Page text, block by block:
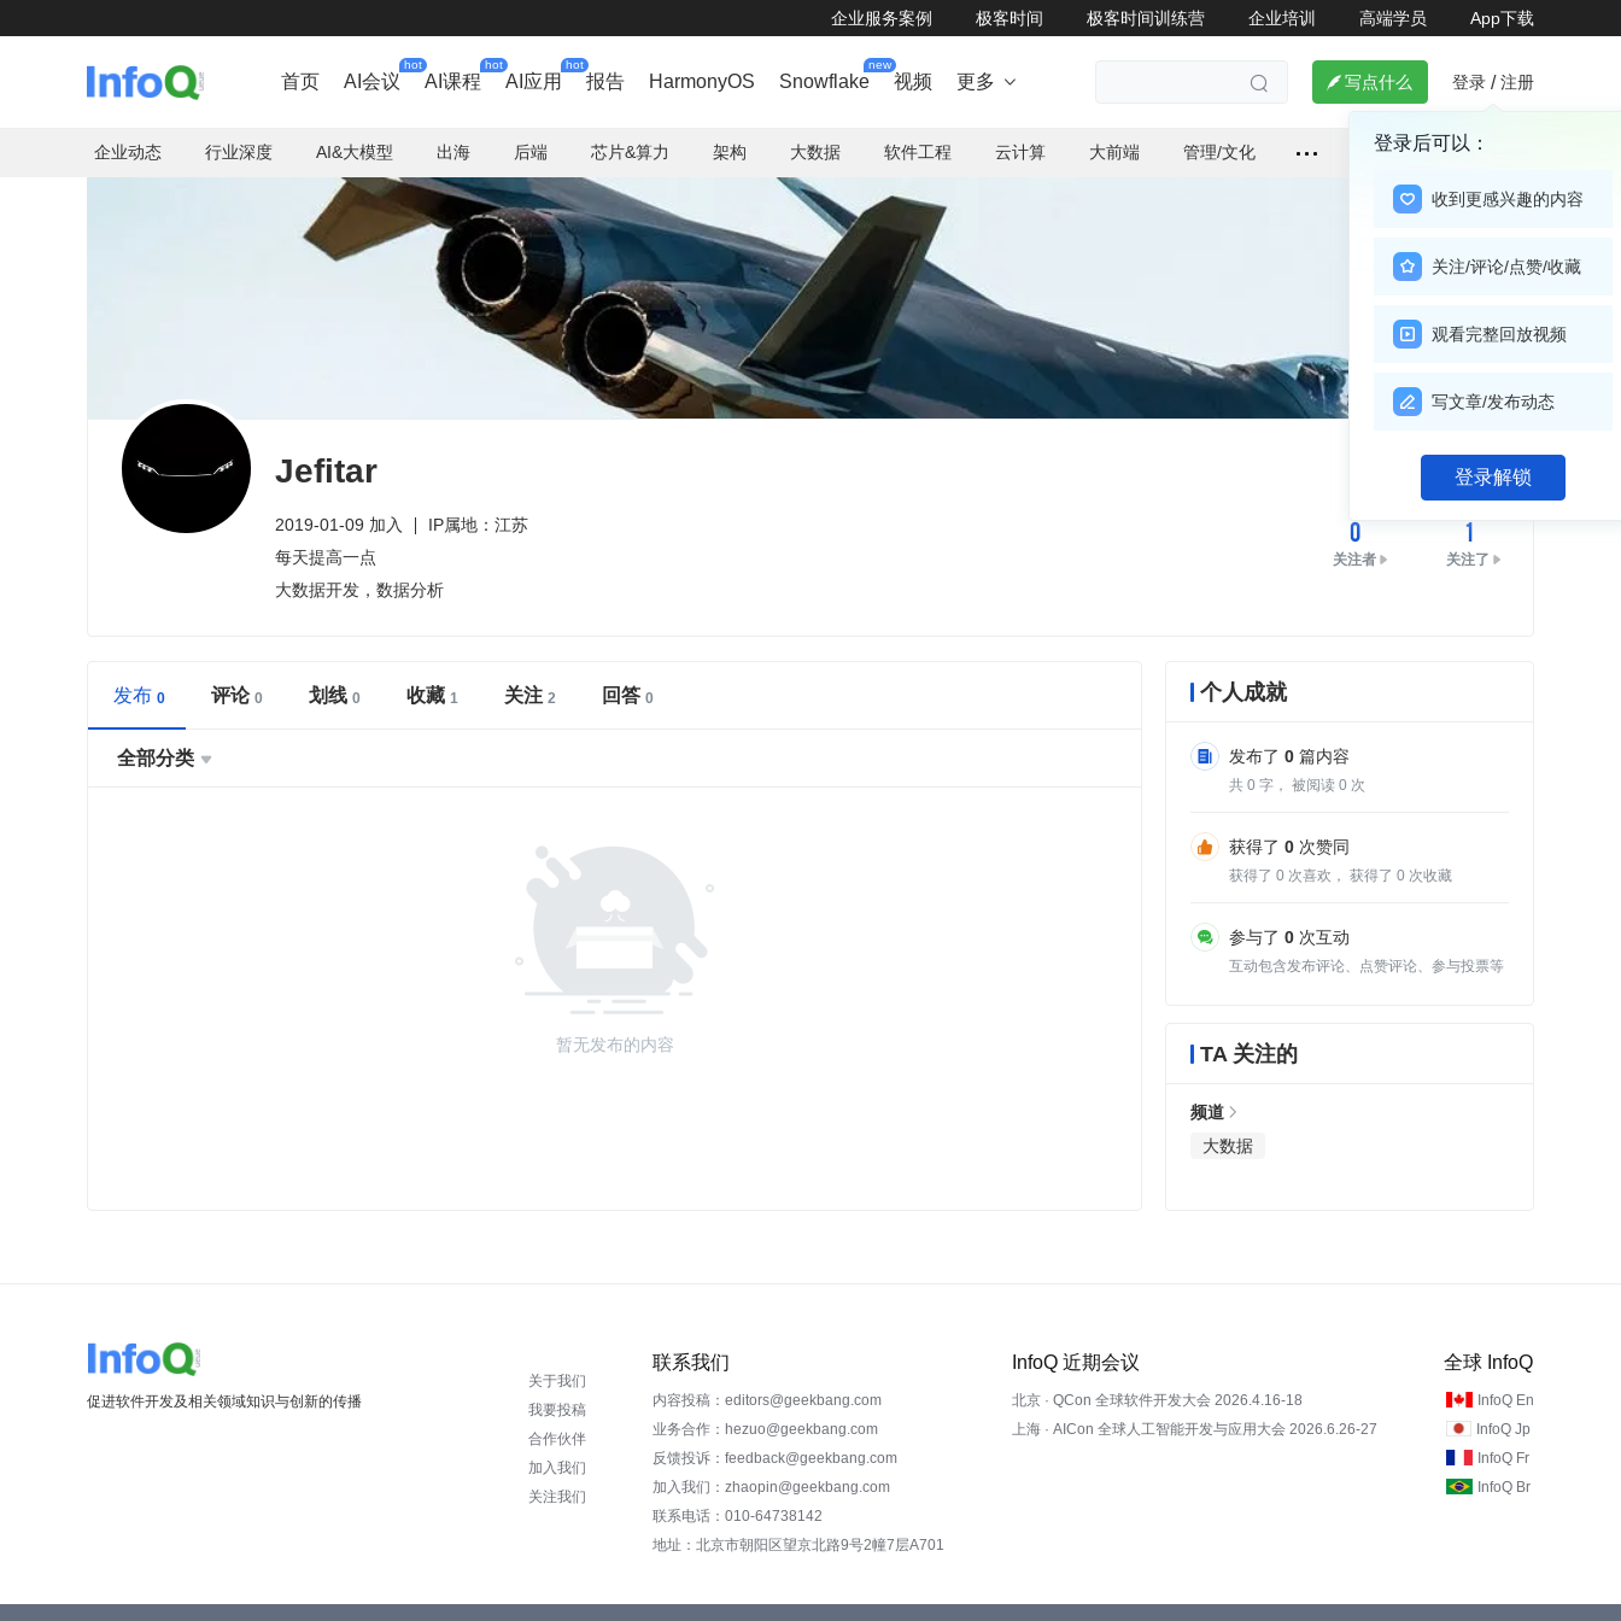
企业服务案例 极客时间 极客时间训练营 企业培训 高端学员 App下载
首页 AI会议
hot
AI课程
hot
AI应用
hot
报告 HarmonyOS Snowflake
new
视频 更多    写点什么 登录 / 注册
登录后可以：
收到更感兴趣的内容
关注/评论/点赞/收藏
观看完整回放视频
写文章/发布动态
登录解锁
企业动态 行业深度 AI&大模型 出海 后端 芯片&算力 架构 大数据 软件工程 云计算 大前端 管理/文化
Jefitar
2019-01-09 加入
IP属地：江苏
每天提高一点
大数据开发，数据分析
关注
0
关注者
1
关注了
发布 评论 划线 收藏 关注 回答
全部分类 
暂无发布的内容
个人成就
发布了 0 篇内容
共 0 字， 被阅读 0 次
获得了 0 次赞同
获得了 0 次喜欢， 获得了 0 次收藏
参与了 0 次互动
互动包含发布评论、点赞评论、参与投票等
TA 关注的
频道
大数据
促进软件开发及相关领域知识与创新的传播
关于我们
我要投稿
合作伙伴
加入我们
关注我们
联系我们
内容投稿：editors@geekbang.com
业务合作：hezuo@geekbang.com
反馈投诉：feedback@geekbang.com
加入我们：zhaopin@geekbang.com
联系电话：010-64738142
地址：北京市朝阳区望京北路9号2幢7层A701
InfoQ 近期会议
北京 · QCon 全球软件开发大会 2026.4.16-18
上海 · AICon 全球人工智能开发与应用大会 2026.6.26-27
全球 InfoQ
InfoQ En
InfoQ Jp
InfoQ Fr
InfoQ Br